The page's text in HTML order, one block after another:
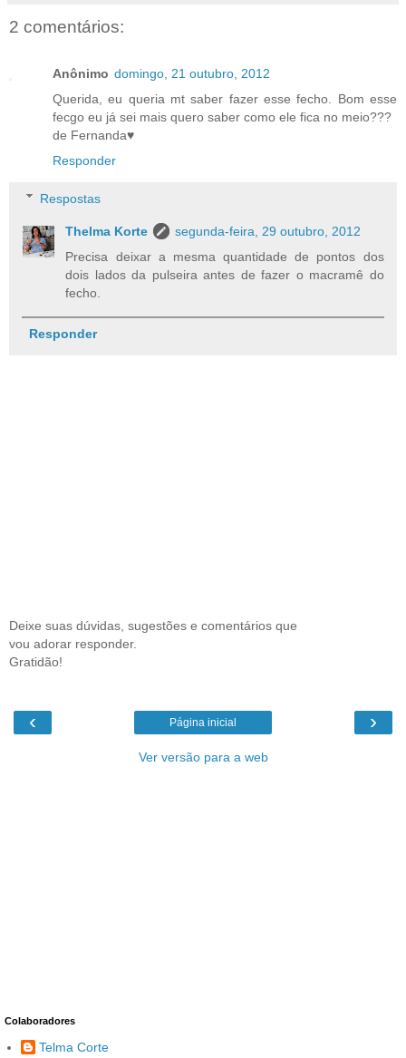
2 comentários:
Anônimo domingo, 21 outubro, 2012
Querida, eu queria mt saber fazer esse fecho. Bom esse
fecgo eu já sei mais quero saber como ele fica no meio???
de Fernanda♥
Responder
Respostas
Thelma Korte
segunda-feira, 29 outubro, 2012
Precisa deixar a mesma quantidade de pontos dos
dois lados da pulseira antes de fazer o macramê do
fecho.
Responder
Deixe suas dúvidas, sugestões e comentários que
vou adorar responder.
Gratidão!
‹ ›
Página inicial
Ver versão para a web
Colaboradores
Telma Corte